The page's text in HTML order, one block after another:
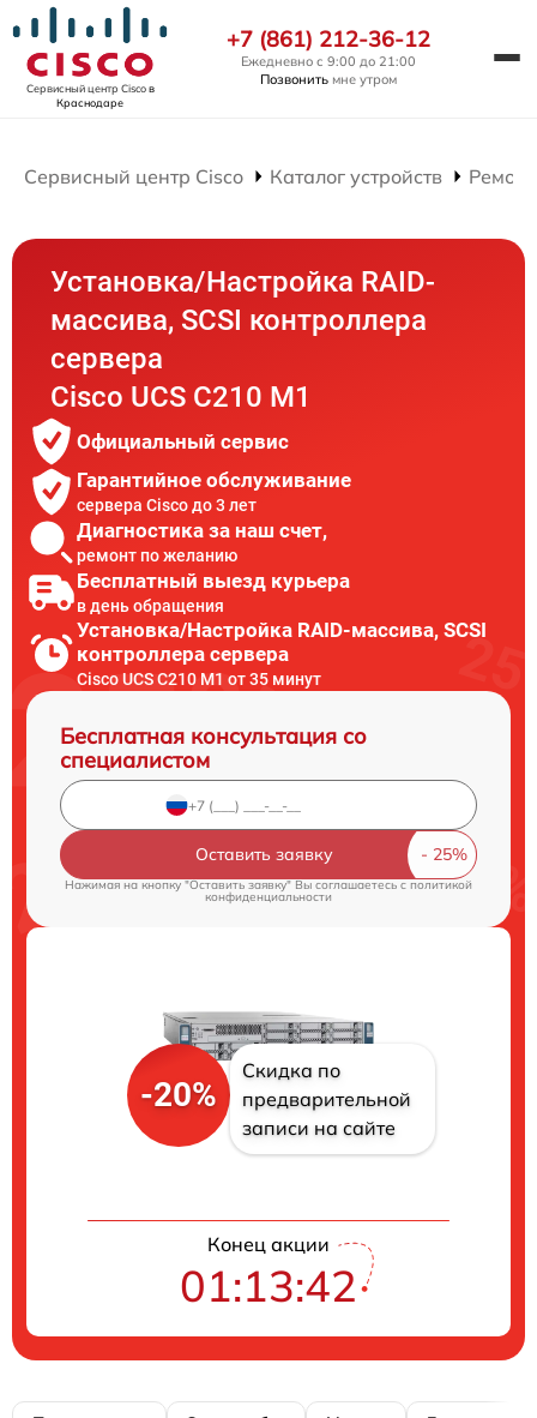
Сервисный центр Ciscoв
Краснодаре
+7 (861) 212-36-12
Ежедневно с 9:00 до 21:00
Позвонить мне утром
Сервисный центр Cisco Каталог устройств
Установка/Настройка RAID-
массива, SCSI контроллера
сервера
Cisco UCS C210 M1
Официальный сервис
Гарантийное обслуживание
сервера Cisco до 3 лет
Диагностика за наш счет,
ремонт по желанию
Бесплатный выезд курьера
в день обращения
Установка/Настройка RAID-массива, SCSI
контроллера сервера
Cisco UCS C210 M1 от 35 минут
Бесплатная консультация со
специалистом
Оставить заявку
Нажимая на кнопку "Оставить заявку" Вы соглашаетесь cполитикой
конфиденциальности
-20%
Скидка по
предварительной
записи на сайте
Конец акции
01:13:41